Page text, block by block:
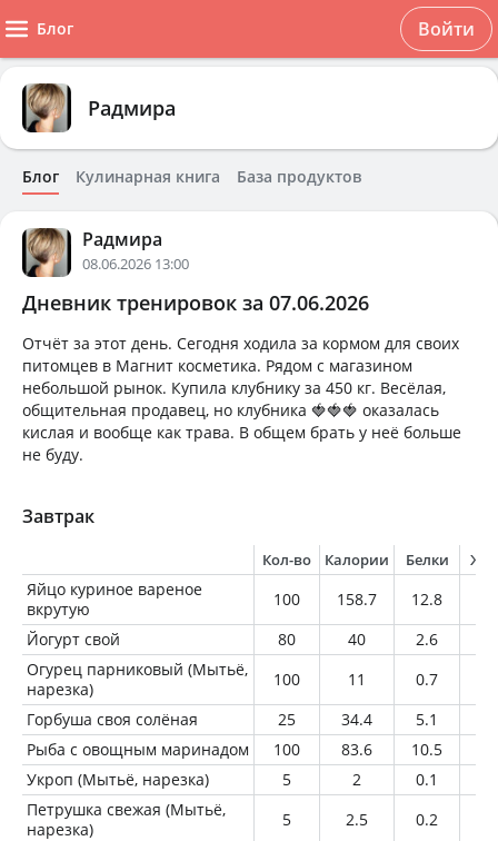
Блог Войти
Радмира
Блог Кулинарная книга База продуктов
Радмира
08.06.2026 13:00
Дневник тренировок за 07.06.2026
Отчёт за этот день. Сегодня ходила за кормом для своих
питомцев в Магнит косметика. Рядом с магазином
небольшой рынок. Купила клубнику за 450 кг. Весёлая,
общительная продавец, но клубника 🍓🍓🍓 оказалась
кислая и вообще как трава. В общем брать у неё больше
не буду.
Завтрак
Кол-во Калории Белки
Яйцо куриное вареное
вкрутую
100 158.7 12.8
Йогурт свой
80 40 2.6
Огурец парниковый (Мытьё,
нарезка)
100 11 0.7
Горбуша своя солёная
25 34.4 5.1
Рыба с овощным маринадом
100 83.6 10.5
Укроп (Мытьё, нарезка)
5 2 0.1
Петрушка свежая (Мытьё,
нарезка)
5 2.5 0.2